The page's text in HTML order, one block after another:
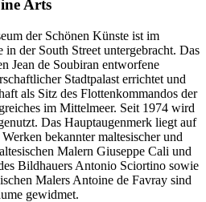
Arts
der Schönen Künste ist im
der South Street untergebracht. Das
Jean de Soubiran entworfene
Stadtpalast errichtet und
als Sitz des Flottenkommandos der
im Mittelmeer. Seit 1974 wird
Das Hauptaugenmerk liegt auf
bekannter maltesischer und
Malern Giuseppe Cali und
Bildhauers Antonio Sciortino sowie
Malers Antoine de Favray sind
gewidmet.